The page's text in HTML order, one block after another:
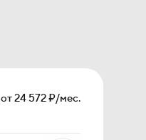
от 24 572 ₽/мес.